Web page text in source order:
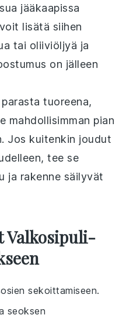
jääkaapissa
lisätä siihen
tai oliiviöljyä ja
on jälleen
tuoreena,
mahdollisimman pian
Jos kuitenkin joudut
tee se
ja rakenne säilyvät
Valkosipuli-
sekoittamiseen.
seoksen